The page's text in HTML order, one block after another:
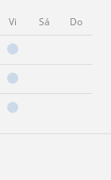
Vi Sá Do